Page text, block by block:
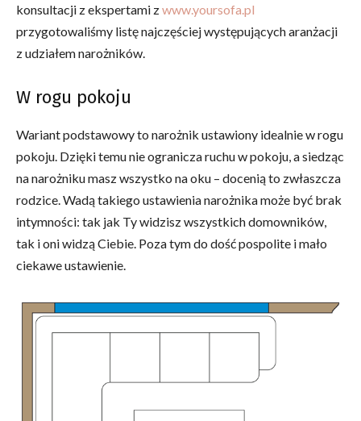
konsultacji z ekspertami zwww.yoursofa.pl
przygotowaliśmy listę najczęściej występujących aranżacji
z udziałem narożników.
W rogu pokoju
Wariant podstawowy to narożnik ustawiony idealnie w rogu
pokoju. Dzięki temu nie ogranicza ruchu w pokoju, a siedząc
na narożniku masz wszystko na oku – docenią to zwłaszcza
rodzice. Wadą takiego ustawienia narożnika może być brak
intymności: tak jak Ty widzisz wszystkich domowników,
tak i oni widzą Ciebie. Poza tym do dość pospolite i mało
ciekawe ustawienie.